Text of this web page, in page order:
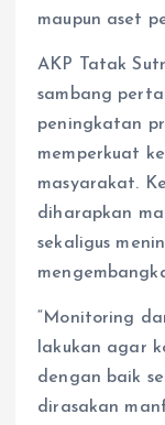
maupun aset
AKP Tatak
sambang
peningkatan
memperkuat
masyarakat.
diharapkan
sekaligus
“Monitoring
lakukan agar
dengan baik
dirasakan